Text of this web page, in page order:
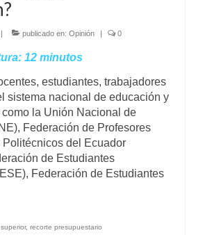
| publicado en: Opinión | 0
12 minutos
estudiantes, trabajadores
sistema nacional de educación y
la Unión Nacional de
Federación de Profesores
del Ecuador
de Estudiantes
Federación de Estudiantes
, recorte presupuestario